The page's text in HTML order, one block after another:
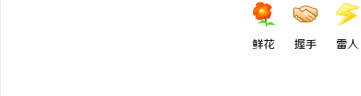
鲜花 握手 雷人